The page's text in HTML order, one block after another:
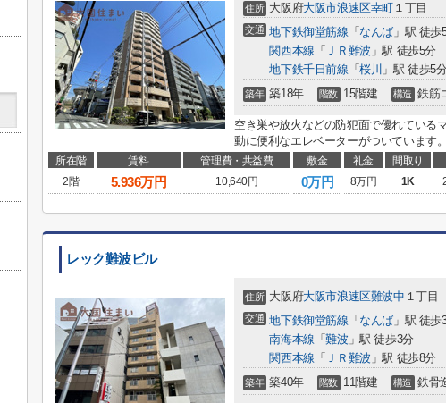
住所 大阪府大阪市浪速区幸町 １丁目
交通 地下鉄御堂筋線 「 なんば 」駅 徒歩
関西本線 「 ＪＲ難波 」駅 徒歩5分
地下鉄千日前線 「桜川 」駅 徒歩5分
築年 築18年 階数 15階建 構造 鉄筋
空き巣や放火などの防犯面で優れている
動に便利なエレベーターがついています
所在階 賃料 管理費・共益費 敷金 礼金 間取り
2階
5.936万円 10,640円 0万円 8万円 1K
レック難波ビル
住所 大阪府大阪市浪速区難波中 １丁目
交通 地下鉄御堂筋線 「 なんば 」駅 徒歩
南海本線 「難波 」駅 徒歩3分
関西本線 「 ＪＲ難波 」駅 徒歩8分
築年 築40年 階数 11階建 構造 鉄骨